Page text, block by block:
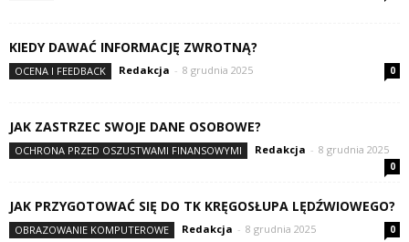
KIEDY DAWAĆ INFORMACJĘ ZWROTNĄ?
OCENA I FEEDBACK Redakcja - 8 grudnia 2025 0
JAK ZASTRZEC SWOJE DANE OSOBOWE?
OCHRONA PRZED OSZUSTWAMI FINANSOWYMI Redakcja - 8 grudnia 2025
0
JAK PRZYGOTOWAĆ SIĘ DO TK KRĘGOSŁUPA LĘDŹWIOWEGO?
OBRAZOWANIE KOMPUTEROWE Redakcja - 8 grudnia 2025 0